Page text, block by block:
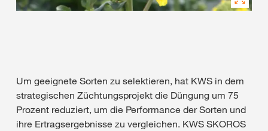
Um geeignete Sorten zu selektieren, hat KWS in dem
strategischen Züchtungsprojekt die Düngung um 75
Prozent reduziert, um die Performance der Sorten und
ihre Ertragsergebnisse zu vergleichen. KWS SKOROS